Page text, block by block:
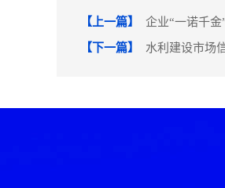
【上一篇】 企业“一诺千
【下一篇】 水利建设市场